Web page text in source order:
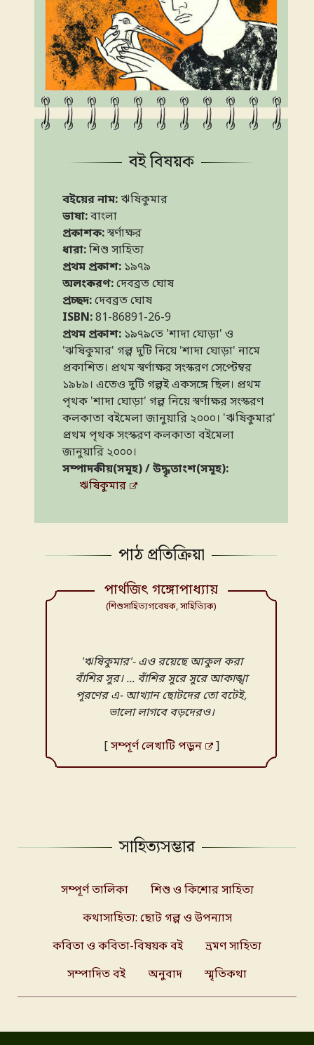
বই বিষয়ক
বইয়ের নাম: ঋষিকুমার
ভাষা:বাংলা
লেখক:অমরেন্দ্র চক্রবর্তী
প্রকাশক:স্বর্ণাক্ষর
ধারা:শিশু সাহিত্য
প্রথম প্রকাশ: ১৯৭৯
অলংকরণ:দেবব্রত ঘোষ
প্রচ্ছদ:দেবব্রত ঘোষ
ISBN:81-86891-26-9
প্রথম প্রকাশ: ১৯৭৯তে 'শাদা ঘোড়া' ও
'ঝষিকুমার' গল্প দুটি নিয়ে 'শাদা ঘোড়া' নামে
প্রকাশিত। প্রথম স্বর্ণাক্ষর সংস্করণ সেপ্টেম্বর
১৯৮৯। এতেও দুটি গল্পই একসঙ্গে ছিল। প্রথম
পৃথক 'শাদা ঘোড়া' গল্প নিয়ে স্বর্ণাক্ষর সংস্করণ
কলকাতা বইমেলা জানুয়ারি ২০০০। 'ঋষিকুমার'
প্রথম পৃথক সংস্করণ কলকাতা বইমেলা
জানুয়ারি ২০০০।
সম্পাদকীয়(সমূহ) / উদ্ধৃতাংশ(সমূহ):
ঋষিকুমার
পাঠ প্রতিক্রিয়া
পার্থজিৎ গঙ্গোপাধ্যায়
(শিশুসাহিত্যগবেষক, সাহিত্যিক)
'ঋষিকুমার'- এও রয়েছে আকুল করা
বাঁশির সুর। ... বাঁশির সুরে সুরে আকাঙ্খা
পূরণের এ- আখ্যান ছোটদের তো বটেই,
ভালো লাগবে বড়দেরও।
[সম্পূর্ণ লেখাটি পড়ুন ]
সাহিত্যসম্ভার
সম্পূর্ণ তালিকা
শিশু ও কিশোর সাহিত্য
কথাসাহিত্য: ছোট গল্প ও উপন্যাস
কবিতা ও কবিতা-বিষয়ক বই
ভ্রমণ সাহিত্য
সম্পাদিত বই
অনুবাদ স্মৃতিকথা